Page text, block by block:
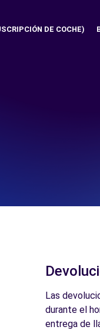
DE COCHE)
Las
durante el
entrega de